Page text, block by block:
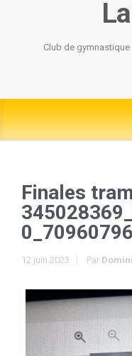
Club de
Finales
12 juin 2023 Par